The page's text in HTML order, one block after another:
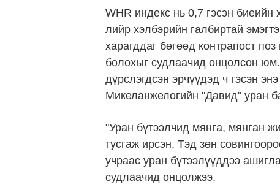
WHR индекс нь 0,7 гэсэн биеийн
лийр хэлбэрийн галбиртай
харагддаг бөгөөд контрапост
болохыг судлаачид онцолсон
дүрслэгдсэн эрчүүдэд ч гэсэн
Микеланжелогийн "Давид" уран
"Уран бүтээлчид мянга, мянган
тусгаж ирсэн. Тэд зөн
учраас уран бүтээлүүддээ
судлаачид онцолжээ.